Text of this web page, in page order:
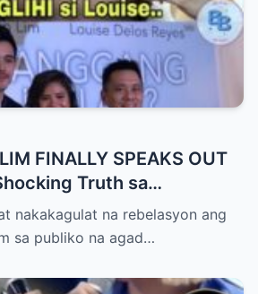
FINALLY SPEAKS OUT
Truth sa
Delos Reyes!
Lihim, Isiniwalat na sa
Inaasahan!
nakakagulat na rebelasyon ang
sa publiko na agad…